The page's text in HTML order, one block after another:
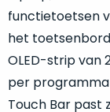
functietoetsen
het
OLED-strip van
per
Touch Bar past
apparaat.
Grondig
Door
ons
Je
er
vrijwel
niet
de